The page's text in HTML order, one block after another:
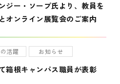
ジー・ソープ氏より、教員を
オンライン展覧会のご案内
活躍 お知らせ
箱根キャンパス職員が表彰